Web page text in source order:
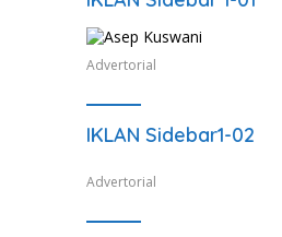
Advertorial
IKLAN Sidebar1-02
Advertorial